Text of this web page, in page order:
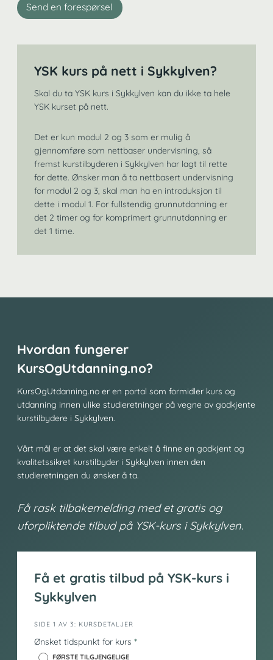
Send en forespørsel
YSK kurs på nett i Sykkylven?
Skal du ta YSK kurs i Sykkylven kan du ikke ta hele
YSK kurset på nett.
Det er kun modul 2 og 3 som er mulig å
gjennomføre som nettbaser undervisning, så
fremst kurstilbyderen i Sykkylven har lagt til rette
for dette. Ønsker man å ta nettbasert undervisning
for modul 2 og 3, skal man ha en introduksjon til
dette i modul 1. For fullstendig grunnutdanning er
det 2 timer og for komprimert grunnutdanning er
det 1 time.
Hvordan fungerer
KursOgUtdanning.no?
KursOgUtdanning.no er en portal som formidler kurs og
utdanning innen ulike studieretninger på vegne av godkjente
kurstilbydere i Sykkylven.
Vårt mål er at det skal være enkelt å finne en godkjent og
kvalitetssikret kurstilbyder i Sykkylven innen den
studieretningen du ønsker å ta.
Få rask tilbakemelding med et gratis og
uforpliktende tilbud på YSK-kurs i Sykkylven.
Få et gratis tilbud på YSK-kurs i
Sykkylven
i
n
SIDE 1 AV 3: KURSDETALJER
Ønsket tidspunkt for kurs *
FØRSTE TILGJENGELIGE